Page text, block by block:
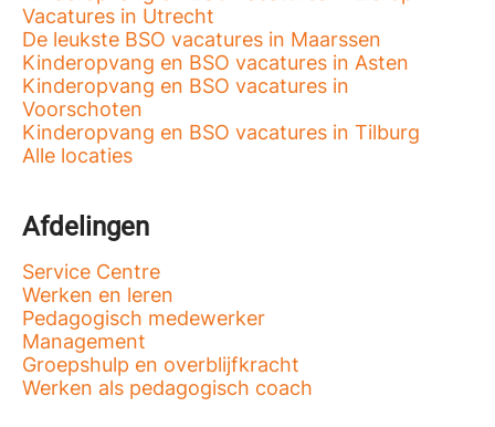
Vacatures in Utrecht
De leukste BSO vacatures in Maarssen
Kinderopvang en BSO vacatures in Asten
Kinderopvang en BSO vacatures in
Voorschoten
Kinderopvang en BSO vacatures in Tilburg
Alle locaties
Afdelingen
Service Centre
Werken en leren
Pedagogisch medewerker
Management
Groepshulp en overblijfkracht
Werken als pedagogisch coach